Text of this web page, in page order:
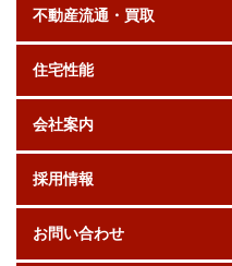
不動産流通・買取
住宅性能
会社案内
採用情報
お問い合わせ